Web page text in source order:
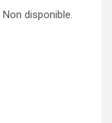
Non disponible.